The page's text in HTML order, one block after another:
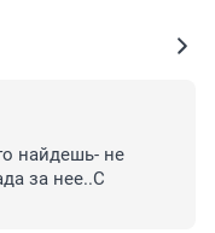
найдешь- не
за нее..С